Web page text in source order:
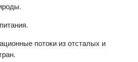
потоки из отсталых и